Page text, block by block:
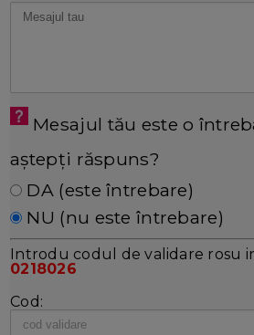
Mesajul tău este o
aștepți răspuns?
DA (este întrebare)
NU (nu este întrebare)
Introdu codul de validare rosu
0218026
Cod: